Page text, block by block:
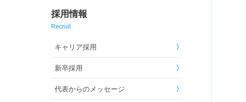
採用情報
Recruit
キャリア採用
新卒採用
代表からのメッセージ